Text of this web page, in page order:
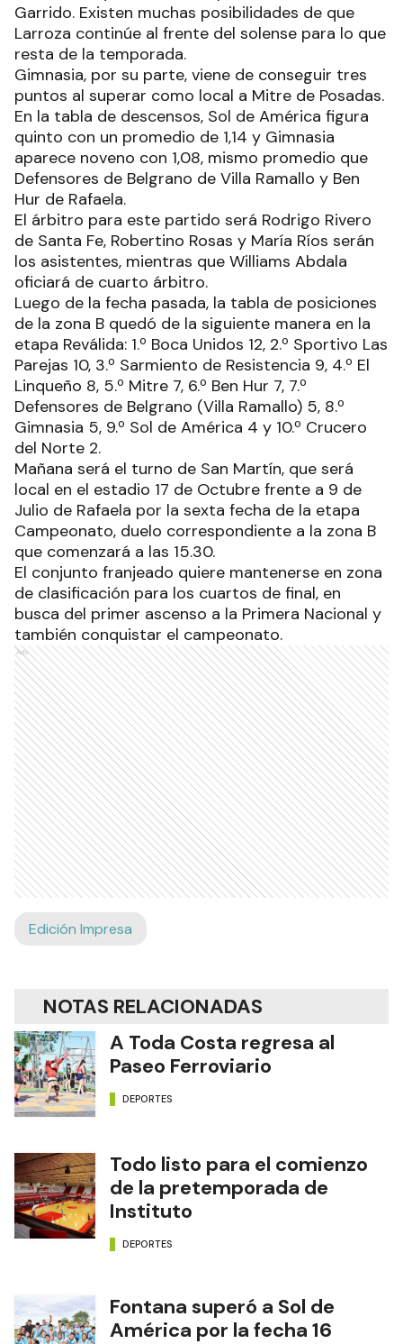
Garrido. Existen muchas posibilidades de que
Larroza continúe al frente del solense para lo que
resta de la temporada.
Gimnasia, por su parte, viene de conseguir tres
puntos al superar como local a Mitre de Posadas.
En la tabla de descensos, Sol de América figura
quinto con un promedio de 1,14 y Gimnasia
aparece noveno con 1,08, mismo promedio que
Defensores de Belgrano de Villa Ramallo y Ben
Hur de Rafaela.
El árbitro para este partido será Rodrigo Rivero
de Santa Fe, Robertino Rosas y María Ríos serán
los asistentes, mientras que Williams Abdala
oficiará de cuarto árbitro.
Luego de la fecha pasada, la tabla de posiciones
de la zona B quedó de la siguiente manera en la
etapa Reválida: 1.º Boca Unidos 12, 2.º Sportivo Las
Parejas 10, 3.º Sarmiento de Resistencia 9, 4.º El
Linqueño 8, 5.º Mitre 7, 6.º Ben Hur 7, 7.º
Defensores de Belgrano (Villa Ramallo) 5, 8.º
Gimnasia 5, 9.º Sol de América 4 y 10.º Crucero
del Norte 2.
Mañana será el turno de San Martín, que será
local en el estadio 17 de Octubre frente a 9 de
Julio de Rafaela por la sexta fecha de la etapa
Campeonato, duelo correspondiente a la zona B
que comenzará a las 15.30.
El conjunto franjeado quiere mantenerse en zona
de clasificación para los cuartos de final, en
busca del primer ascenso a la Primera Nacional y
también conquistar el campeonato.
Ads
Edición Impresa
NOTAS RELACIONADAS
A Toda Costa regresa al
Paseo Ferroviario
DEPORTES
Todo listo para el comienzo
de la pretemporada de
Instituto
DEPORTES
Fontana superó a Sol de
América por la fecha 16